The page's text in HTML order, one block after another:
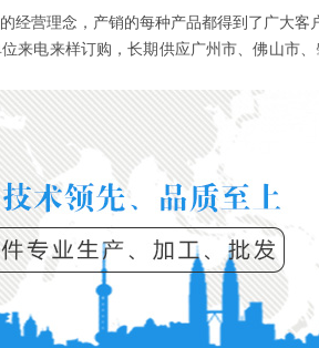
营理念，产销的每种产品都得到了广大客
电来样订购，长期供应广州市、佛山市